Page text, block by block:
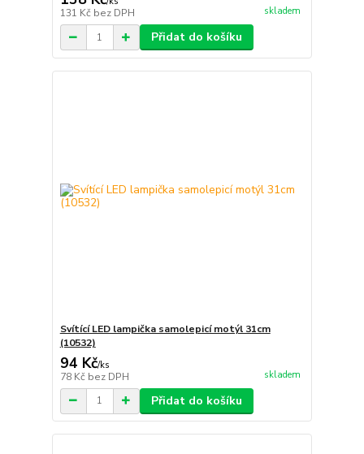
131 Kč bez DPH skladem
Přidat do košíku
Svítící LED lampička samolepicí motýl 31cm
(10532)
94 Kč/ks
78 Kč bez DPH skladem
Přidat do košíku